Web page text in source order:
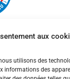
aux
utilisons des
informations des